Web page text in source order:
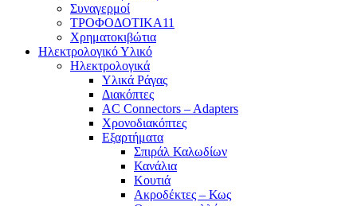
Συναγερμοί
ΤΡΟΦΟΔΟΤΙΚΑ11
Χρηματοκιβώτια
Ηλεκτρολογικό Υλικό
Ηλεκτρολογικά
Υλικά Ράγας
Διακόπτες
AC Connectors – Adapters
Χρονοδιακόπτες
Εξαρτήματα
Σπιράλ Καλωδίων
Κανάλια
Κουτιά
Ακροδέκτες – Κως